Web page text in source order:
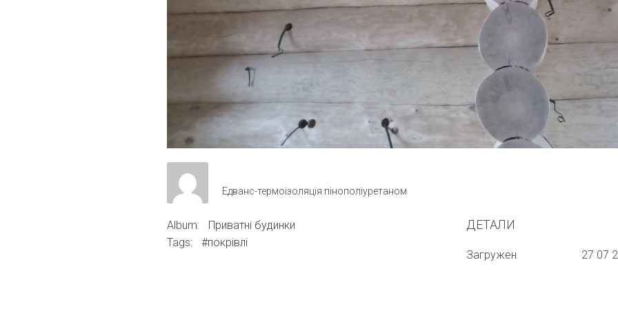
Едванс-термоізоляція пінополіуретаном
Album:
Приватні будинки
Tags:
#покрівлі
ДЕТАЛИ
Загружен 27 07